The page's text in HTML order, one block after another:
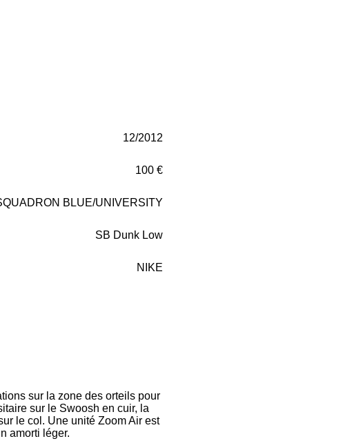
12/2012
100 €
BLUE/UNIVERSITY
SB Dunk Low
NIKE
sur la zone des orteils pour
sur le Swoosh en cuir, la
le col. Une unité Zoom Air est
amorti léger.